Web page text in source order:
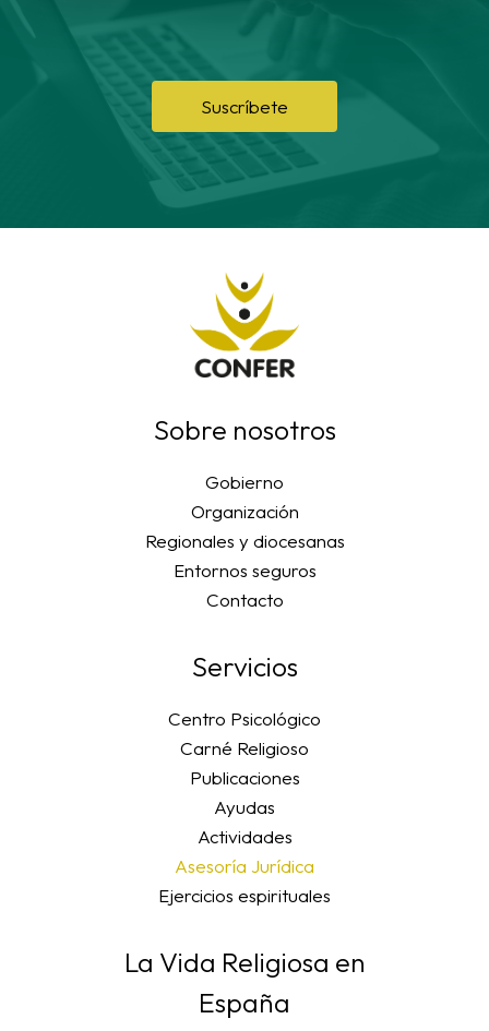
Suscríbete
Sobre nosotros
Gobierno
Organización
Regionales y diocesanas
Entornos seguros
Contacto
Servicios
Centro Psicológico
Carné Religioso
Publicaciones
Ayudas
Actividades
Asesoría Jurídica
Ejercicios espirituales
La Vida Religiosa en
España